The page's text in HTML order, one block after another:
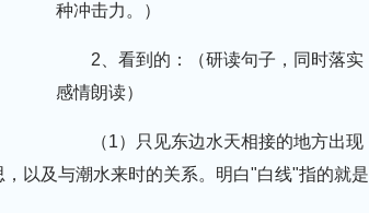
种冲击力。）
2、看到的：（研读句子，同时落实
感情朗读）
（1）只见东边水天相接的地方出现
以及与潮水来时的关系。明白"白线"指的就是